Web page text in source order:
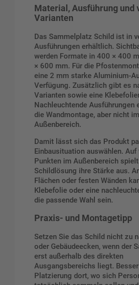
Material, Ausführung und
Varianten
Das Sammelplatz Schild ist in
Ausführungen erhältlich.
werden Formate in 400 × 400
× 600 mm. Für die
eine 2 mm starke Aluminium-
Verfügung. Zusätzlich gibt es
Varianten sowie eine
Nachleuchtende Ausführungen
die Wandmontage, aber nicht
Außenbereich.
Damit lässt sich das Produkt
Einbausituation auswählen.
Punkten im Außenbereich
Schildlösung ihre Stärke aus.
Flächen oder festen Wänden
Klebefolie oder eine
die passende Wahl sein.
Praxis- und Montagetipp
Setzen Sie das Schild nicht zu
oder Gebäudeecken, wenn der
erst außerhalb des direkten
Ausgangsbereichs liegt.
Platzierung dort, wo sich